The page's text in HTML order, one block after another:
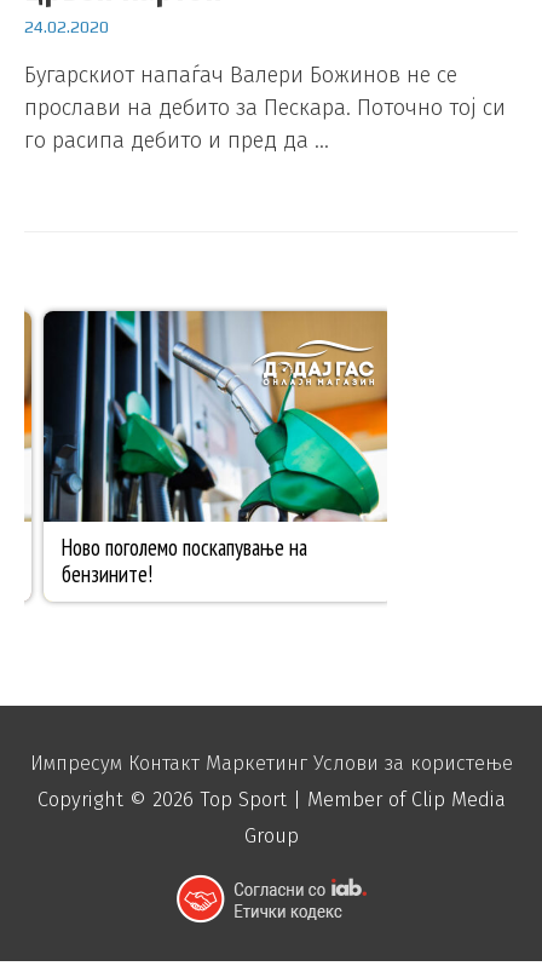
24.02.2020
Бугарскиот напаѓач Валери Божинов не се
прослави на дебито за Пескара. Поточно тој си
го расипа дебито и пред да …
Импресум Контакт Маркетинг Услови за користење
Copyright © 2026 Top Sport| Member of Clip Media
Group